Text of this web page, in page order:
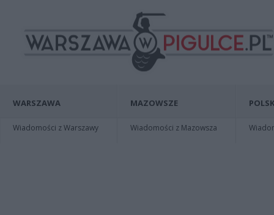
WARSZAWA
Wiadomości z Warszawy
MAZOWSZE
Wiadomości z Mazowsza